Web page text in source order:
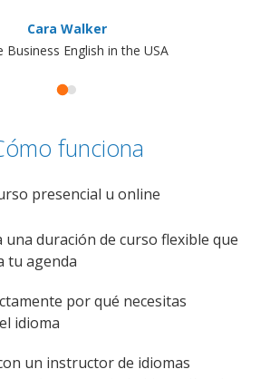
Cara Walker
Business English in the USA
funciona
presencial u online
una duración de curso flexible que
tu agenda
por qué necesitas
idioma
un instructor de idiomas